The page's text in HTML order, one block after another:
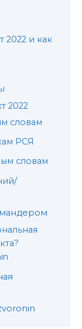
2022 и как
2022
словам
РСЯ
словам